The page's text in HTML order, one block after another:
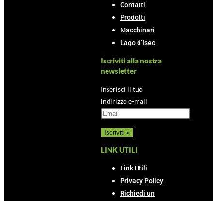
Contatti
Prodotti
Macchinari
Lago d’Iseo
Iscriviti alla nostra
newsletter
Inserisci il tuo
indirizzo e-mail
LINK UTILI
Link Utili
Privacy Policy
Richiedi un